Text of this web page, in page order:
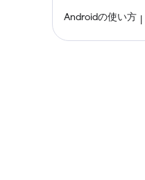
Androidの使い方